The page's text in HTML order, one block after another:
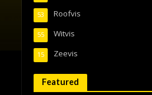
Roofvis
53
Witvis
55
Zeevis
15
Featured